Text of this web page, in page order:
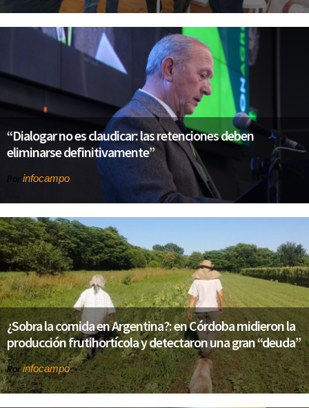
“Dialogar no es claudicar: las retenciones deben
eliminarse definitivamente”
Por infocampo
¿Sobra la comida en Argentina?: en Córdoba midieron la
producción frutihortícola y detectaron una gran “deuda”
Porinfocampo